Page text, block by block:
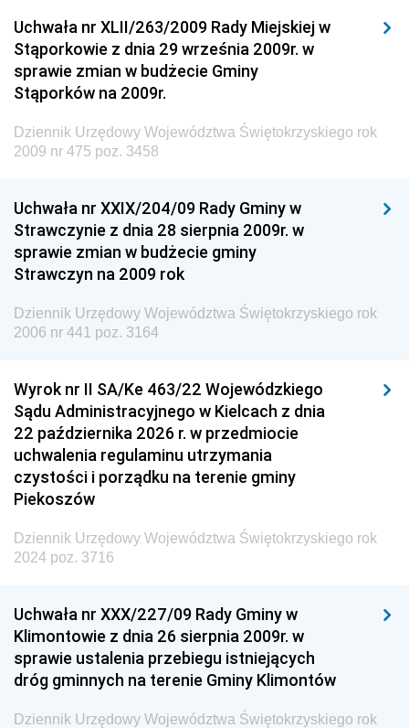
Dziennik Urzędowy Generalnej Dyrekcji Dróg
Krajowych i Autostrad
Dziennik Urzędowy Ministra Środowiska
Dziennik Urzędowy Ministra Edukacji
Dziennik Urzędowy Ministra Przemysłu
Dziennik Urzędowy Ministra Finansów i Gospodarki
Dziennik Urzędowy Ministra do Spraw Unii
Dziennik Urzędowy Agencji Wywiadu
Uchwała nr XLII/263/2009 Rady Miejskiej w
Stąporkowie z dnia 29 września 2009r. w
sprawie zmian w budżecie Gminy
Stąporków na 2009r.
Dziennik Urzędowy Województwa Świętokrzyskiego rok
2009 nr 475 poz. 3458
Uchwała nr XXIX/204/09 Rady Gminy w
Strawczynie z dnia 28 sierpnia 2009r. w
sprawie zmian w budżecie gminy
Strawczyn na 2009 rok
Dziennik Urzędowy Województwa Świętokrzyskiego rok
2006 nr 441 poz. 3164
Wyrok nr II SA/Ke 463/22 Wojewódzkiego
Sądu Administracyjnego w Kielcach z dnia
22 października 2026 r. w przedmiocie
uchwalenia regulaminu utrzymania
czystości i porządku na terenie gminy
Piekoszów
Dziennik Urzędowy Województwa Świętokrzyskiego rok
2024 poz. 3716
Uchwała nr XXX/227/09 Rady Gminy w
Klimontowie z dnia 26 sierpnia 2009r. w
sprawie ustalenia przebiegu istniejących
dróg gminnych na terenie Gminy Klimontów
Dziennik Urzędowy Województwa Świętokrzyskiego rok